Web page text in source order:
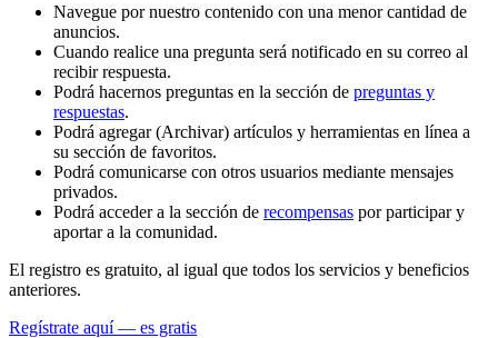
Navegue por nuestro contenido con una menor cantidad de
anuncios.
Cuando realice una pregunta será notificado en su correo al
recibir respuesta.
Podrá hacernos preguntas en la sección de preguntas y
respuestas.
Podrá agregar (Archivar) artículos y herramientas en línea a
su sección de favoritos.
Podrá comunicarse con otros usuarios mediante mensajes
privados.
Podrá acceder a la sección de recompensas por participar y
aportar a la comunidad.
El registro es gratuito, al igual que todos los servicios y beneficios
anteriores.
Regístrate aquí — es gratis